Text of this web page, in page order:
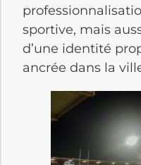
sportive, mais
d’une identité
ancrée dans la